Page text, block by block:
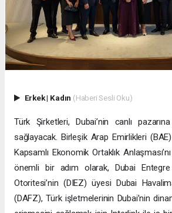
Erkek| Kadın (Haberi Sesli Oku)
Türk Şirketleri, Dubai’nin canlı
sağlayacak. Birleşik Arap Emirlikleri
Kapsamlı Ekonomik Ortaklık
önemli bir adım olarak, Dubai
Otoritesi’nin (DIEZ) üyesi Dubai
(DAFZ), Türk işletmelerinin Dubai’nin